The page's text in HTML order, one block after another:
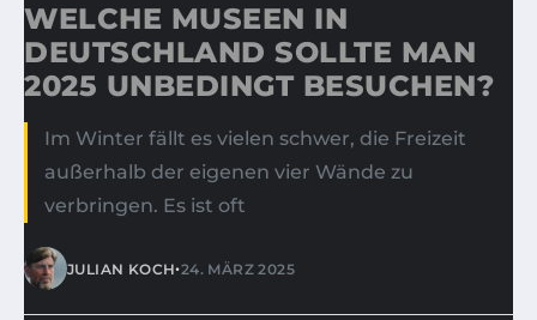
WELCHE MUSEEN IN
DEUTSCHLAND SOLLTE MAN
2025 UNBEDINGT BESUCHEN?
Im Winter fällt es vielen schwer, die Freizeit
außerhalb der eigenen vier Wände zu
verbringen. Es ist oft
JULIAN KOCH•24. MÄRZ 2025